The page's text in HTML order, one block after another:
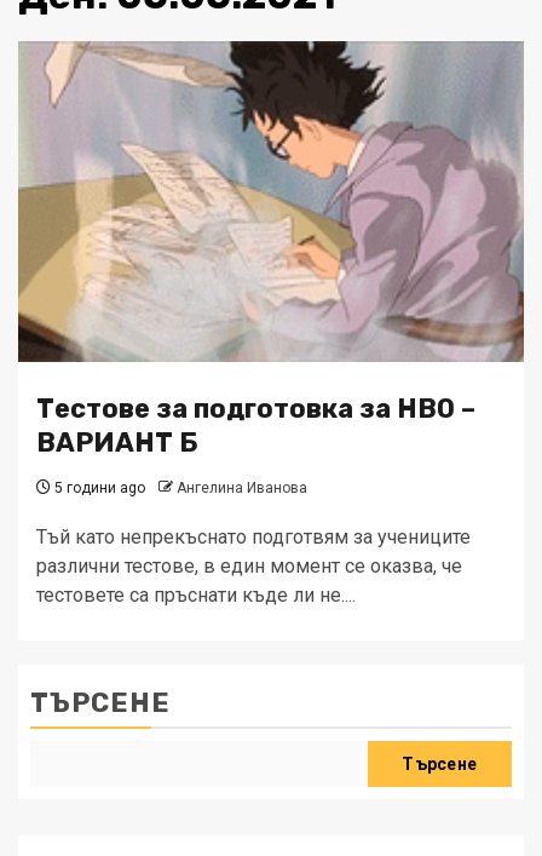
Тестове за подготовка за НВО –
ВАРИАНТ Б
5 години ago Ангелина Иванова
Тъй като непрекъснато подготвям за учениците
различни тестове, в един момент се оказва, че
тестовете са пръснати къде ли не....
ТЪРСЕНЕ
Търсене